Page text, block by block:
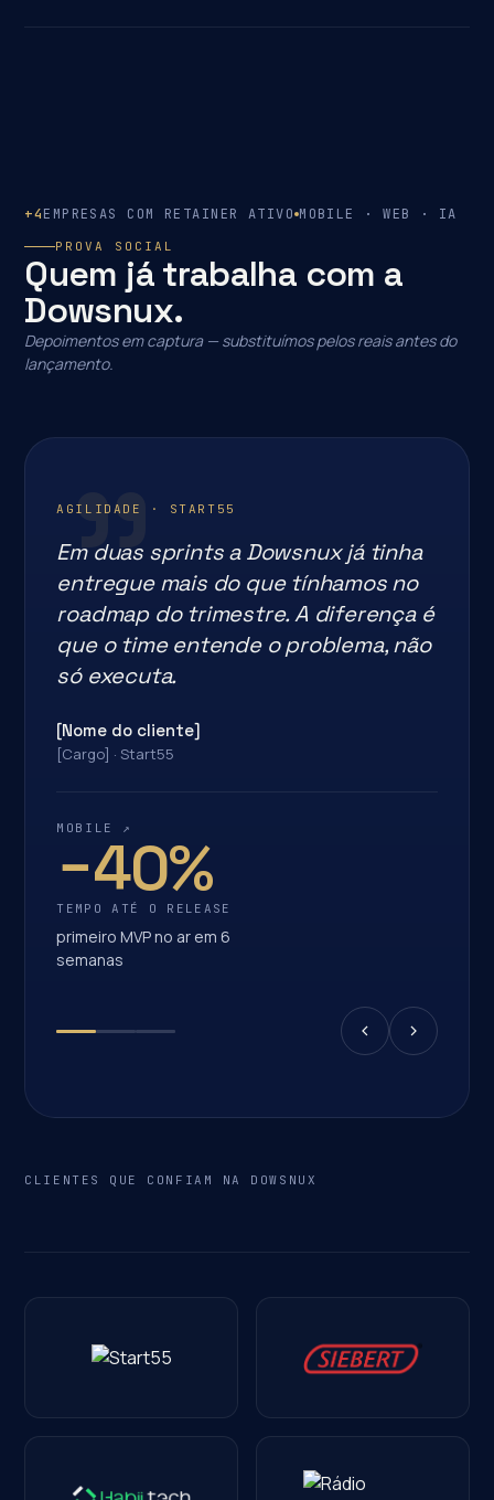
+4EMPRESAS COM RETAINER ATIVO MOBILE · WEB · IA
PROVA SOCIAL
Quem já trabalha com a
Dowsnux.
Depoimentos em captura — substituímos pelos reais antes do
lançamento.
AGILIDADE · START55
Em duas sprints a Dowsnux já tinha
entregue mais do que tínhamos no
roadmap do trimestre. A diferença é
que o time entende o problema, não
só executa.
[Nome do cliente]
[Cargo] · Start55
MOBILE ↗
−40%
TEMPO ATÉ O RELEASE
primeiro MVP no ar em 6
semanas
CLIENTES QUE CONFIAM NA DOWSNUX